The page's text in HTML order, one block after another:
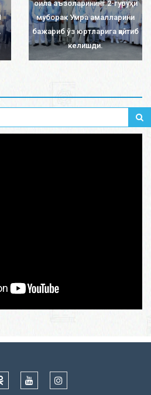
оила аъзоларининг 2-гуруҳи
муборак Умра амалларини
бажариб ўз юртларига қайтиб
келишди.